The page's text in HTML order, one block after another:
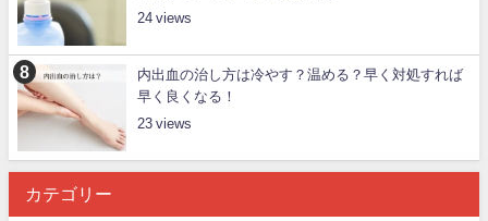
24
内出血の治し方は冷やす？温める？早く対処すれば
早く良くなる！
23
カテゴリー